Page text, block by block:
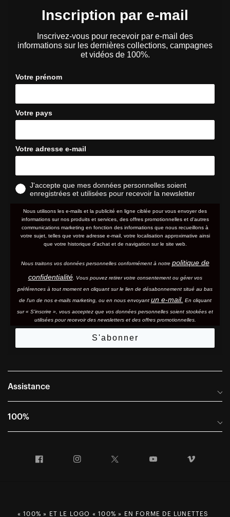
Inscription par e-mail
Inscrivez-vous pour recevoir par e-mail des
informations sur les dernières collections, campagnes
et vidéos de 100%.
Votre prénom
Votre pays
Votre adresse e-mail
J'accepte que mes données personnelles soient
enregistrées et utilisées pour recevoir la newsletter
Nous utilisons les e-mails et la publicité en ligne ciblée pour vous envoyer des
informations sur nos produits et services, des offres promotionnelles et d'autres
communications marketing en fonction des informations que nous recueillons à
votre sujet, telles que votre adresse e-mail, votre localisation approximative ainsi
que votre historique d'achat et de navigation sur le site web.
Nous traitons vos données personnelles conformément à notre politique de
confidentialité. Vous pouvez retirer votre consentement ou gérer vos
préférences à tout moment en cliquant sur le lien de désabonnement situé au bas
de l'un de nos e-mails marketing, ou en nous envoyant un e-mail. En cliquant
sur « S'inscrire », vous acceptez que vos données personnelles soient stockées et
utilisées pour recevoir des newsletters et des offres promotionnelles.
S'abonner
Assistance
Foire aux questions
Conditions générales de vente
100%
Informations sur l'entreprise
Facebook Instagram YouTube
« 100% » ET LE LOGO « 100% » EN FORME DE LUNETTES